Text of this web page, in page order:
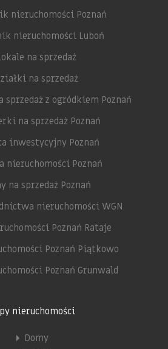
nieruchomości Poznań
nieruchomości Luboń
na sprzedaż
na sprzedaż
sprzedaż z ogródkiem Poznań
na sprzedaż Poznań
inwestycyjny Poznań
nieruchomości Poznań
na sprzedaż Poznań
nieruchomości WGN
Poznań Rataje
Poznań Piątkowo
Poznań Grunwald
nieruchomości
Domy